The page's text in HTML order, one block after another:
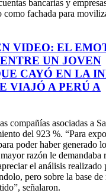
bancarias y
fachada para
VIDEO: EL
UN JOVEN
CAYÓ EN LA
VIAJÓ A PERÚ A
compañías asociadas a
del 923 %. “Para
poder haber generado
razón le demandaba
el análisis realizado
pero sobre la base de
señalaron.